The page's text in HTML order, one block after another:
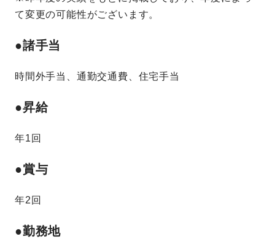
て変更の可能性がございます。
●諸手当
時間外手当、通勤交通費、住宅手当
●昇給
年1回
●賞与
年2回
●勤務地